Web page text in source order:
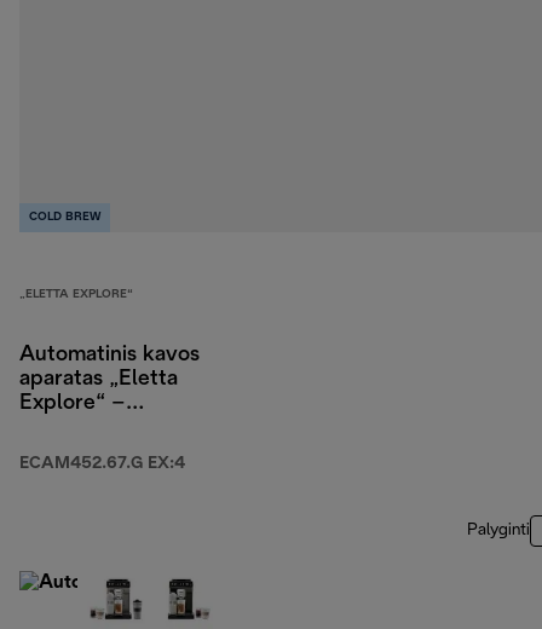
COLD BREW
„ELETTA EXPLORE“
Automatinis kavos
aparatas „Eletta
Explore“ –
ECAM452.67.G EX:4
Palyginti